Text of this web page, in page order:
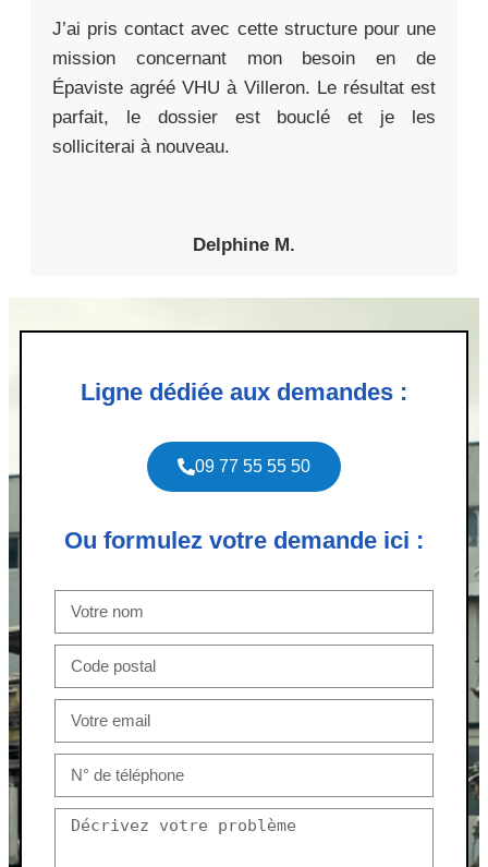
J’ai pris contact avec cette structure pour une
mission concernant mon besoin en de
Épaviste agréé VHU à Villeron. Le résultat est
parfait, le dossier est bouclé et je les
solliciterai à nouveau.
Delphine M.
Ligne dédiée aux demandes :
09 77 55 55 50
Ou formulez votre demande ici :